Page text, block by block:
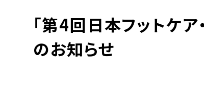
「第4回日本フットケ
のお知らせ